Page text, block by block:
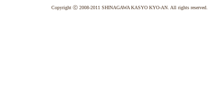
Copyright ⓒ 2008-2011 SHINAGAWA KASYO KYO-AN. All rights reserved.